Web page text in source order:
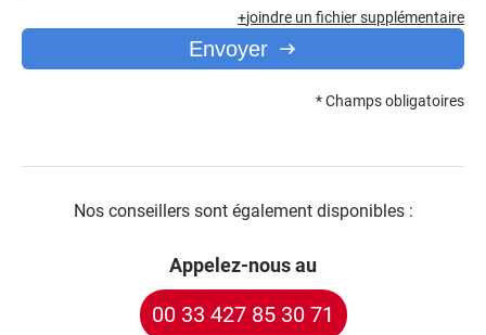
joindre un fichier supplémentaire
Envoyer
* Champs obligatoires
Nos conseillers sont également disponibles :
Appelez-nous au
00 33 427 85 30 71